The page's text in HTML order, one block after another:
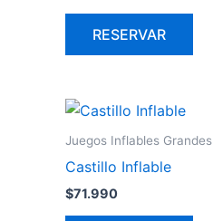
RESERVAR
Juegos Inflables Grandes
Castillo Inflable
$71.990